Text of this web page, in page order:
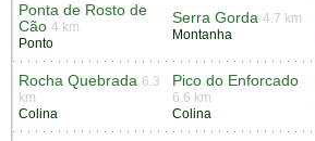
Ponta de Rosto de
Cão 4 km
Ponto
Serra Gorda 4.7 km
Montanha
Rocha Quebrada 6.3
km
Colina
Pico do Enforcado
6.6 km
Colina